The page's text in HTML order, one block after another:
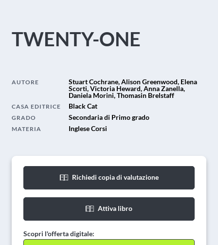
TWENTY-ONE
AUTORE
Stuart Cochrane, Alison Greenwood, Elena
Scorti, Victoria Heward, Anna Zanella,
Daniela Morini, Thomasin Brelstaff
CASA EDITRICE Black Cat
GRADO Secondaria di Primo grado
MATERIA Inglese Corsi
Richiedi copia di valutazione
Attiva libro
Scopri l'offerta digitale: